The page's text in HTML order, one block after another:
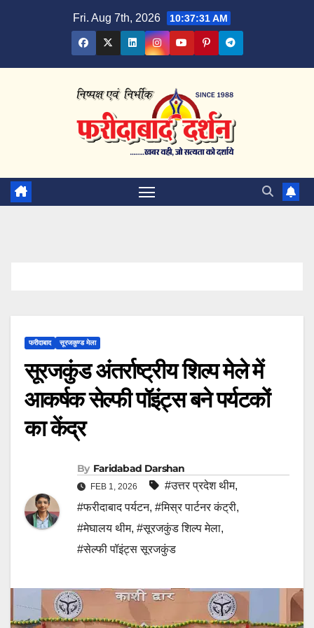
Fri. Aug 7th, 2026 10:37:32 AM
फरीदाबाद सूरजकुण्ड मेला
सूरजकुंड अंतर्राष्ट्रीय शिल्प मेले में
आकर्षक सेल्फी पॉइंट्स बने पर्यटकों
का केंद्र
By Faridabad Darshan
FEB 1, 2026 #उत्तर प्रदेश थीम,
#फरीदाबाद पर्यटन, #मिस्र पार्टनर कंट्री,
#मेघालय थीम, #सूरजकुंड शिल्प मेला,
#सेल्फी पॉइंट्स सूरजकुंड